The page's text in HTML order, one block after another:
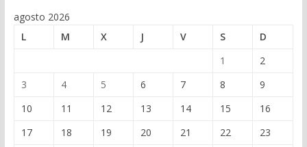
agosto 2026
L
M X J V S
D
1
2
3
4 5 6 7 8
9
10
11 12 13 14 15
16
17
18 19 20 21 22
23